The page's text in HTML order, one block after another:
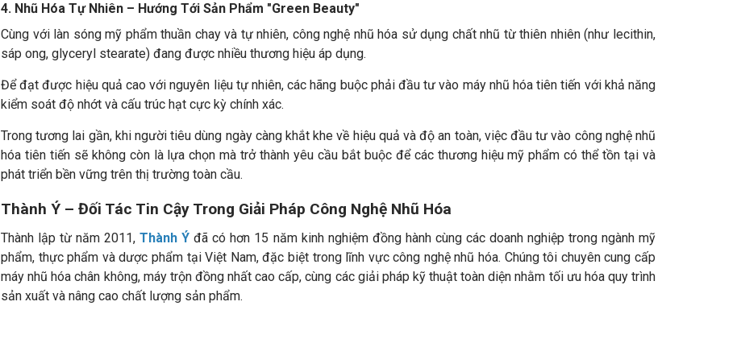
4. Nhũ Hóa Tự Nhiên – Hướng Tới Sản Phẩm "Green Beauty"
Cùng với làn sóng mỹ phẩm thuần chay và tự nhiên, công nghệ nhũ hóa sử dụng chất nhũ từ thiên nhiên (như lecithin,
sáp ong, glyceryl stearate) đang được nhiều thương hiệu áp dụng.
Để đạt được hiệu quả cao với nguyên liệu tự nhiên, các hãng buộc phải đầu tư vào máy nhũ hóa tiên tiến với khả năng
kiểm soát độ nhớt và cấu trúc hạt cực kỳ chính xác.
Trong tương lai gần, khi người tiêu dùng ngày càng khắt khe về hiệu quả và độ an toàn, việc đầu tư vào công nghệ nhũ
hóa tiên tiến sẽ không còn là lựa chọn mà trở thành yêu cầu bắt buộc để các thương hiệu mỹ phẩm có thể tồn tại và
phát triển bền vững trên thị trường toàn cầu.
Thành Ý – Đối Tác Tin Cậy Trong Giải Pháp Công Nghệ Nhũ Hóa
Thành lập từ năm 2011,Thành Ý đã có hơn 15 năm kinh nghiệm đồng hành cùng các doanh nghiệp trong ngành mỹ
phẩm, thực phẩm và dược phẩm tại Việt Nam, đặc biệt trong lĩnh vực công nghệ nhũ hóa. Chúng tôi chuyên cung cấp
máy nhũ hóa chân không, máy trộn đồng nhất cao cấp, cùng các giải pháp kỹ thuật toàn diện nhằm tối ưu hóa quy trình
sản xuất và nâng cao chất lượng sản phẩm.